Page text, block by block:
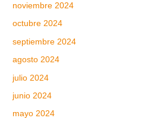
noviembre 2024
octubre 2024
septiembre 2024
agosto 2024
julio 2024
junio 2024
mayo 2024